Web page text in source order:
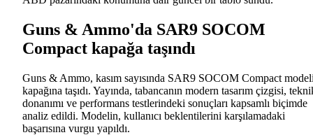
Guns & Ammo'da SAR9 SOCOM
Compact kapağa taşındı
Guns & Ammo, kasım sayısında SAR9 SOCOM Compact
kapağına taşıdı. Yayında, tabancanın modern tasarım çizgisi,
donanımı ve performans testlerindeki sonuçları kapsamlı biçimde
analiz edildi. Modelin, kullanıcı beklentilerini karşılamadaki
başarısına vurgu yapıldı.